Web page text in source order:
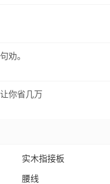
劝。
你省几万
实木指接板
腰线